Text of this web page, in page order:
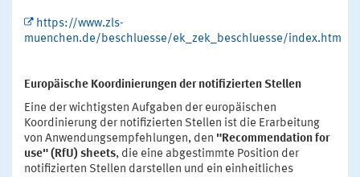
https://www.zls-
muenchen.de/beschluesse/ek_zek_beschluesse/index.htm
Europäische Koordinierungen der notifizierten Stellen
Eine der wichtigsten Aufgaben der europäischen
Koordinierung der notifizierten Stellen ist die Erarbeitung
von Anwendungsempfehlungen, den "Recommendation for
use" (RfU) sheets, die eine abgestimmte Position der
notifizierten Stellen darstellen und ein einheitliches